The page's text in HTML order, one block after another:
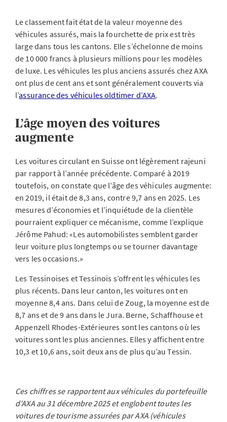
Le classement fait état de la valeur moyenne des
véhicules assurés, mais la fourchette de prix est très
large dans tous les cantons. Elle s’échelonne de moins
de 10 000 francs à plusieurs millions pour les modèles
de luxe. Les véhicules les plus anciens assurés chez AXA
ont plus de cent ans et sont généralement couverts via
l’assurance des véhicules oldtimer d’AXA.
L’âge moyen des voitures
augmente
Les voitures circulant en Suisse ont légèrement rajeuni
par rapport à l’année précédente. Comparé à 2019
toutefois, on constate que l’âge des véhicules augmente:
en 2019, il était de 8,3 ans, contre 9,7 ans en 2025. Les
mesures d’économies et l’inquiétude de la clientèle
pourraient expliquer ce mécanisme, comme l’explique
Jérôme Pahud: «Les automobilistes semblent garder
leur voiture plus longtemps ou se tourner davantage
vers les occasions.»
Les Tessinoises et Tessinois s’offrent les véhicules les
plus récents. Dans leur canton, les voitures ont en
moyenne 8,4 ans. Dans celui de Zoug, la moyenne est de
8,7 ans et de 9 ans dans le Jura. Berne, Schaffhouse et
Appenzell Rhodes-Extérieures sont les cantons où les
voitures sont les plus anciennes. Elles y affichent entre
10,3 et 10,6 ans, soit deux ans de plus qu’au Tessin.
Ces chiffres se rapportent aux véhicules du portefeuille
d’AXA au 31 décembre 2025 et englobent toutes les
voitures de tourisme assurées par AXA (véhicules